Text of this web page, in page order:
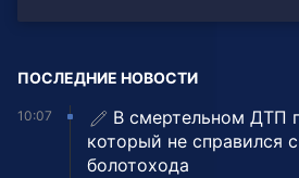
ПОСЛЕДНИЕ НОВОСТИ
10:07
В смертельном ДТП
который не справился
болотохода